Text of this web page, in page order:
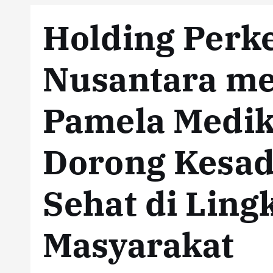
Holding
Nusantara
Pamela
Dorong
Sehat di
Masyarakat